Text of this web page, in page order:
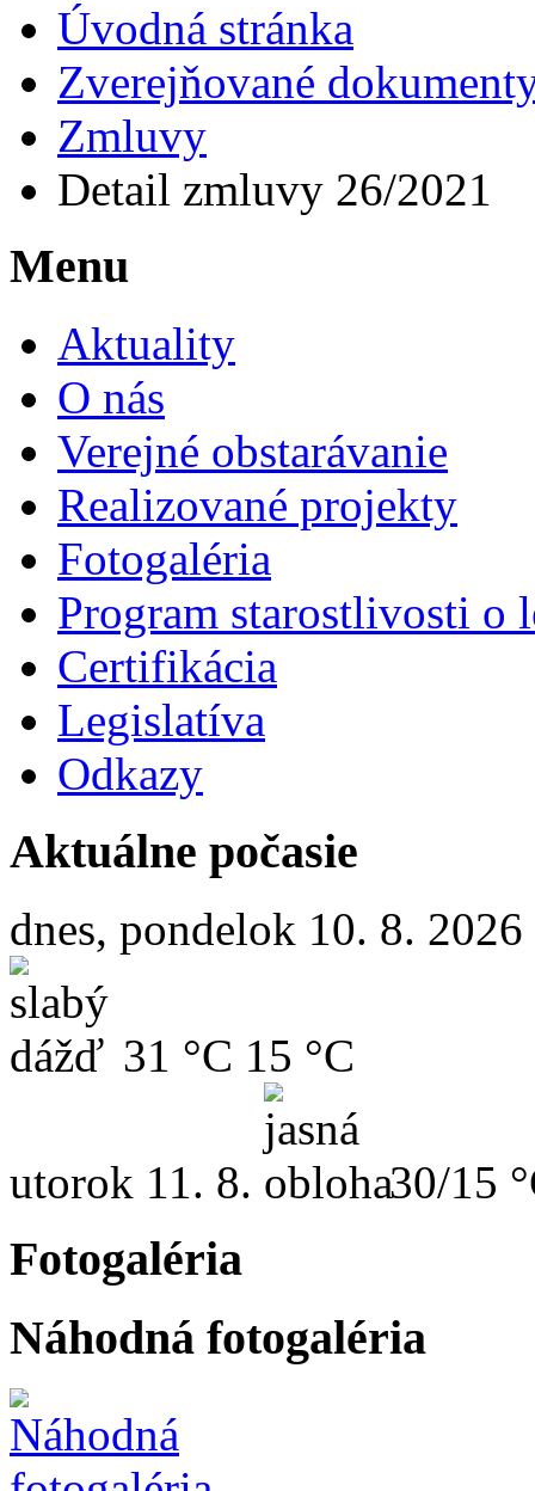
Úvodná stránka
Zverejňované
Zmluvy
Detail zmluvy 26/2021
Menu
Aktuality
O nás
Verejné obstarávanie
Realizované projekty
Fotogaléria
Program starostlivosti o
Certifikácia
Legislatíva
Odkazy
Aktuálne počasie
dnes, pondelok 10. 8. 2026
31 °C 15 °C
utorok 11. 8. 30/15
Fotogaléria
Náhodná fotogaléria